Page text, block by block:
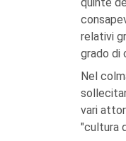
relativi
grado di
Nel
vari
"cultura